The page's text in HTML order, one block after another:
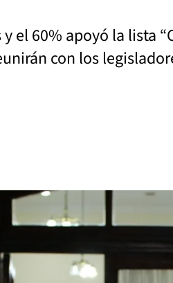
el 60% apoyó la lista
con los